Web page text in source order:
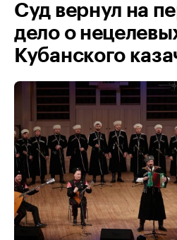
Суд вернул на
дело о
Кубанского